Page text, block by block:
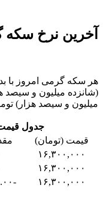
آخرین نرخ
میلیون و سیصد هزار)
جدول قیمت 3 روز اخیر هر سکه
قیمت (تومان)
۱۶,۳۰۰,۰۰۰
۱۶,۳۰۰,۰۰۰
۱۶,۳۰۰,۰۰۰
-۲۰۰,۰۰۰.۰۰